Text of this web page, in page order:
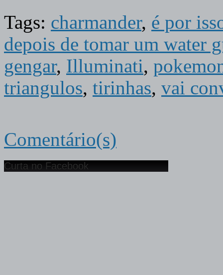
Tags: charmander, é por
depois de tomar um water
gengar, Illuminati,
triangulos, tirinhas, vai
Comentário(s)
Curta no Facebook